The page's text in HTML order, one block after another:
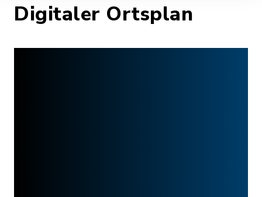
Digitaler Ortsplan